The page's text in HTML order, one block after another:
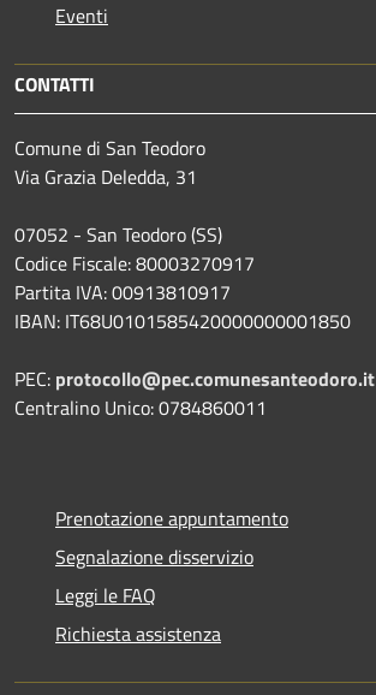
Eventi
CONTATTI
Comune di San Teodoro
Via Grazia Deledda, 31
07052 - San Teodoro (SS)
Codice Fiscale: 80003270917
Partita IVA: 00913810917
IBAN: IT68U0101585420000000001850
PEC: protocollo@pec.comunesanteodoro.it
Centralino Unico: 0784860011
Prenotazione appuntamento
Segnalazione disservizio
Leggi le FAQ
Richiesta assistenza